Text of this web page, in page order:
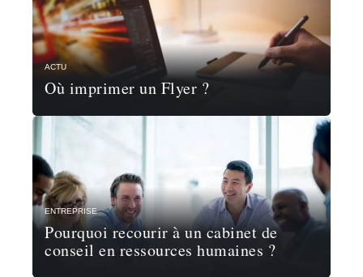
ACTU
Où imprimer un Flyer ?
ENTREPRISE
Pourquoi recourir à un cabinet de
conseil en ressources humaines ?